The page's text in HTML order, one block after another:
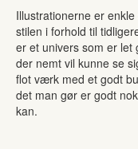
Illustrationerne er
stilen i forhold til
er et univers som er
der nemt vil kunne se
flot værk med et godt
det man gør er godt
kan.